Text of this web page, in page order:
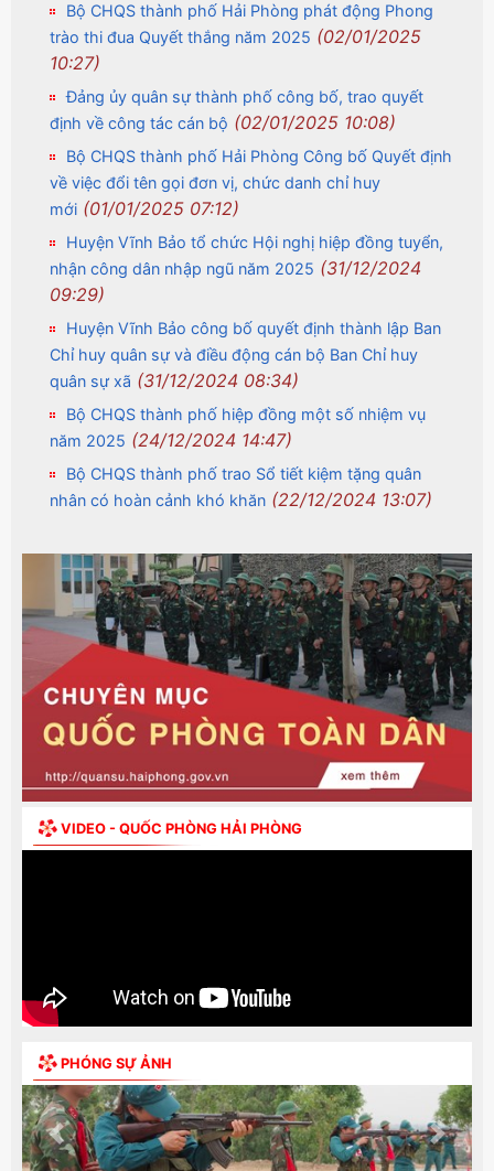
Bộ CHQS thành phố Hải Phòng phát động Phong
trào thi đua Quyết thắng năm 2025 (02/01/2025
10:27)
Đảng ủy quân sự thành phố công bố, trao quyết
định về công tác cán bộ (02/01/2025 10:08)
Bộ CHQS thành phố Hải Phòng Công bố Quyết định
về việc đổi tên gọi đơn vị, chức danh chỉ huy
mới (01/01/2025 07:12)
Huyện Vĩnh Bảo tổ chức Hội nghị hiệp đồng tuyển,
nhận công dân nhập ngũ năm 2025 (31/12/2024
09:29)
Huyện Vĩnh Bảo công bố quyết định thành lập Ban
Chỉ huy quân sự và điều động cán bộ Ban Chỉ huy
quân sự xã (31/12/2024 08:34)
Bộ CHQS thành phố hiệp đồng một số nhiệm vụ
năm 2025 (24/12/2024 14:47)
Bộ CHQS thành phố trao Sổ tiết kiệm tặng quân
nhân có hoàn cảnh khó khăn (22/12/2024 13:07)
VIDEO - QUỐC PHÒNG HẢI PHÒNG
PHÓNG SỰ ẢNH
Previous Next